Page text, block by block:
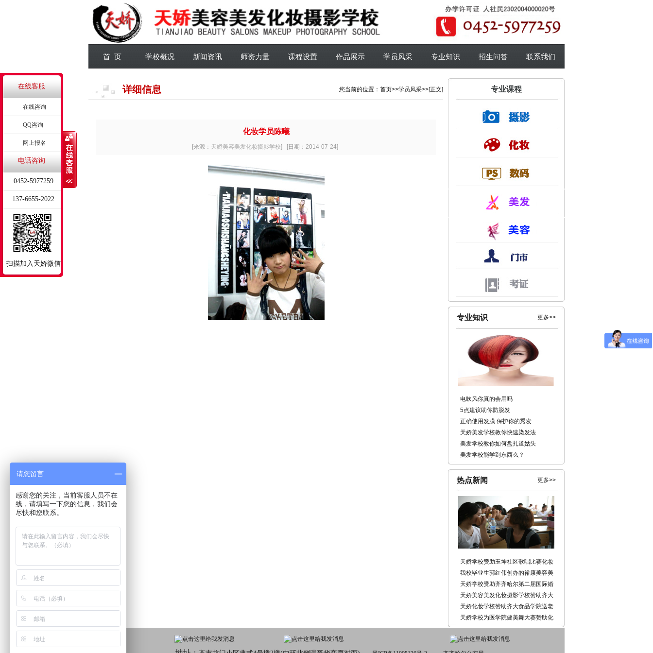
首 页 学校概况 新闻资讯 师资力量 课程设置 作品展示 学员风采 专业知识 招生问答 联系我们
详细信息 您当前的位置： 首页>>学员风采>>[正文]
化妆学员陈曦
[来源： 天娇美容美发化妆摄影学校] [日期：2014-07-24]
专业课程
专业知识 更多>>
电吹风你真的会用吗
5点建议助你防脱发
正确使用发膜 保护你的秀发
天娇美发学校教你快速染发法
美发学校教你如何盘扎道姑头
美发学校能学到东西么？
热点新闻 更多>>
天娇学校赞助玉坤社区歌唱比赛化妆
我校毕业生郭红伟创办的裕康美容美
体养生会馆开业
天娇学校赞助齐齐哈尔第二届国际婚
礼文化节
天娇美容美发化妆摄影学校赞助齐大
生命学院送老晚会化妆
天娇化妆学校赞助齐大食品学院送老
晚会
天娇学校为医学院健美舞大赛赞助化
妆
在线客服
在线咨询
QQ咨询
网上报名
电话咨询
0452-5977259
137-6655-2022
扫描加入天娇微信
请您留言
感谢您的关注，当前客服人员不在
线，请填写一下您的信息，我们会
尽快和您联系。